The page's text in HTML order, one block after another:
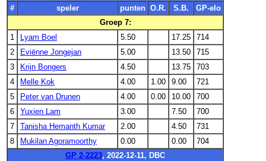
#
speler punten O.R. S.B.
GP-elo
Groep 7:
1
Lyam Boel 5.50 17.25
714
2
Eviënne Jongejan 5.00 13.50
715
3
Krijn Bongers 4.50 13.75
703
4
Melle Kok 4.00 1.00 9.00
721
5
Peter van Drunen 4.00 0.00 10.00
700
6
Yuxien Lam 3.00 7.50
700
7
Tanisha Hemanth Kumar 2.00 4.50
731
8
Mukilan Agoramoorthy 0.00 0.00
704
GP 2-2223, 2022-12-11, DBC